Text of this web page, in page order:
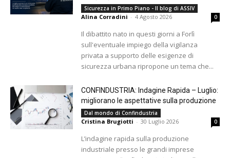
Sicurezza in Primo Piano - Il blog di ASSIV
Alina Corradini - 4 Agosto 2026 0
Il dibattito nato in questi giorni a Forlì
sull'eventuale impiego della vigilanza
privata a supporto delle esigenze di
sicurezza urbana ripropone un tema che...
CONFINDUSTRIA: Indagine Rapida – Luglio:
migliorano le aspettative sulla produzione
Dal mondo di Confindustria
Cristina Brugiotti - 30 Luglio 2026 0
L’indagine rapida sulla produzione
industriale presso le grandi imprese